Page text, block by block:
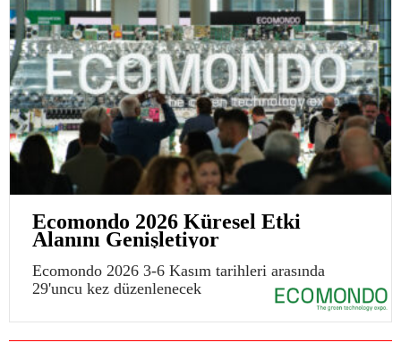
Ecomondo 2026 Küresel Etki
Alanını Genişletiyor
Ecomondo 2026 3-6 Kasım tarihleri arasında
29'uncu kez düzenlenecek